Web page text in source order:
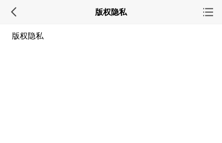
版权隐私
版权隐私